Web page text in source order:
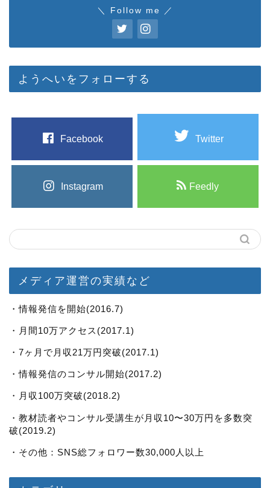
＼ Follow me ／
ようへいをフォローする
Facebook Twitter
Instagram Feedly
メディア運営の実績など
・情報発信を開始(2016.7)
・月間10万アクセス(2017.1)
・7ヶ月で月収21万円突破(2017.1)
・情報発信のコンサル開始(2017.2)
・月収100万突破(2018.2)
・教材読者やコンサル受講生が月収10〜30万円を多数突
破(2019.2)
・その他：SNS総フォロワー数30,000人以上